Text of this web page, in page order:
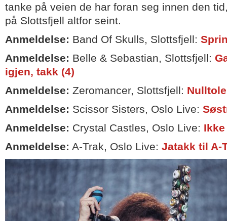
tanke på veien de har foran seg innen den
på Slottsfjell altfor seint.
Anmeldelse: Band Of Skulls, Slottsfjell:
Anmeldelse: Belle & Sebastian, Slottsfjell:
igjen, takk (4)
Anmeldelse: Zeromancer, Slottsfjell:
Anmeldelse: Scissor Sisters, Oslo Live:
Anmeldelse: Crystal Castles, Oslo Live:
Anmeldelse: A-Trak, Oslo Live: Jatakk til A-